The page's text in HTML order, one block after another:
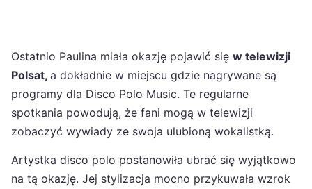
Ostatnio Paulina miała okazję pojawić się w telewizji
Polsat, a dokładnie w miejscu gdzie nagrywane są
programy dla Disco Polo Music. Te regularne
spotkania powodują, że fani mogą w telewizji
zobaczyć wywiady ze swoja ulubioną wokalistką.
Artystka disco polo postanowiła ubrać się wyjątkowo
na tą okazję. Jej stylizacja mocno przykuwała wzrok